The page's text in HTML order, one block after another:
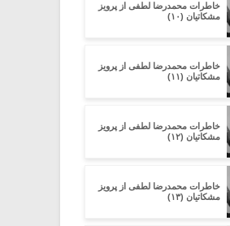
خاطرات محمدرضا لطفی از پرویز
مشکاتیان (۱۰)
خاطرات محمدرضا لطفی از پرویز
مشکاتیان (۱۱)
خاطرات محمدرضا لطفی از پرویز
مشکاتیان (۱۲)
خاطرات محمدرضا لطفی از پرویز
مشکاتیان (۱۳)